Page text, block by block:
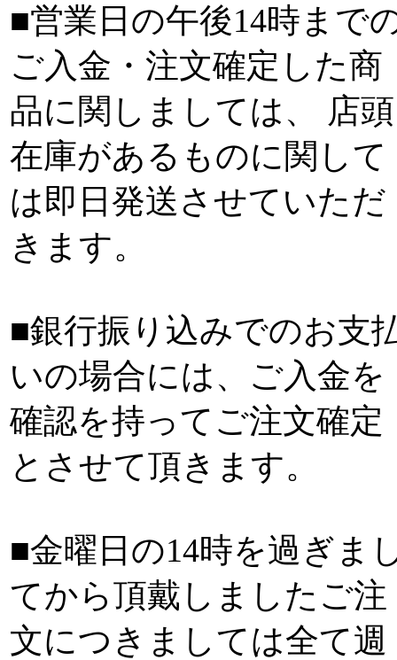
■営業日の午後14時まで
ご入金・注文確定した商
品に関しましては、 店頭
在庫があるものに関して
は即日発送させていただ
きます。
■銀行振り込みでのお支
いの場合には、ご入金を
確認を持ってご注文確定
とさせて頂きます。
■金曜日の14時を過ぎま
てから頂戴しましたご注
文につきましては全て週